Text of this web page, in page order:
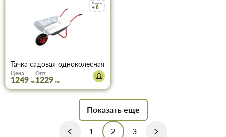
Бонусы
+ 8
Тачка садовая одноколесная WB6407B BUDFIX 65/142 л, 110 кг
Цена
1249 грн
Опт
1229 грн
Показать еще
1 2 3